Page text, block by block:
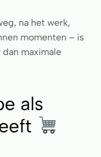
na het werk,
momenten – is
maximale
als